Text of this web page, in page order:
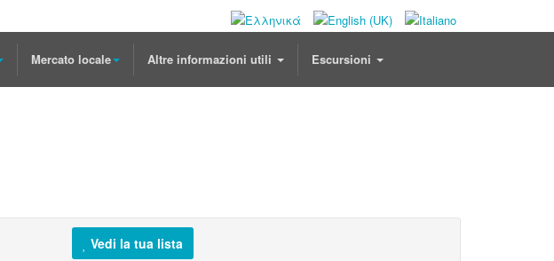
Mercato locale Altre informazioni utili Escursioni
Vedi la tua lista